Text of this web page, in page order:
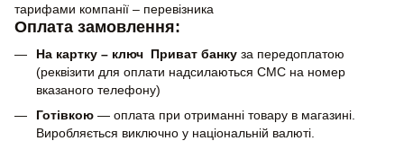
тарифами компанії – перевізника
Оплата замовлення:
На картку – ключ Приват банку за передоплатою
(реквізити для оплати надсилаються СМС на номер
вказаного телефону)
Готівкою — оплата при отриманні товару в магазині.
Виробляється виключно у національній валюті.